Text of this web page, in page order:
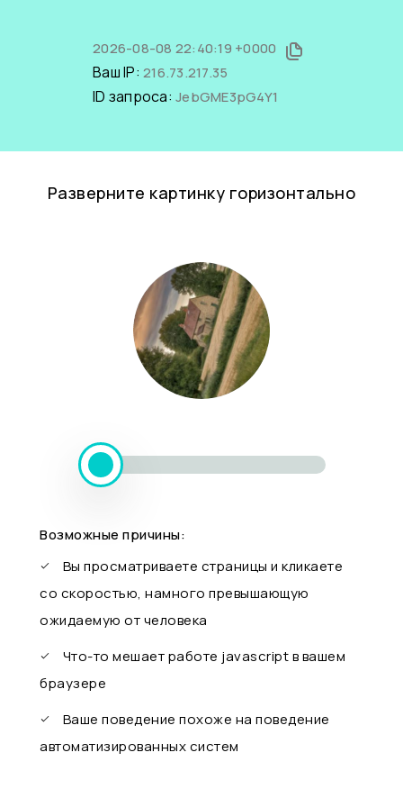
2026-08-08 22:40:19 +0000
Ваш IP: 216.73.217.35
ID запроса: JebGME3pG4Y1
Разверните картинку горизонтально
Возможные причины:
Вы просматриваете страницы и кликаете
со скоростью, намного превышающую
ожидаемую от человека
Что-то мешает работе javascript в вашем
браузере
Ваше поведение похоже на поведение
автоматизированных систем